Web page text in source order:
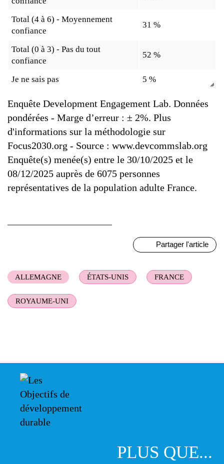
Total (4 à 6) - Moyennement
confiance
31 %
Total (0 à 3) - Pas du tout
confiance
52 %
Je ne sais pas 5 %
Enquête Development Engagement Lab. Données
pondérées - Marge d’erreur : ± 2%. Plus
d'informations sur la méthodologie sur
Focus2030.org - Source : www.devcommslab.org
Enquête(s) menée(s) entre le 30/10/2025 et le
08/12/2025 auprès de 6075 personnes
représentatives de la population adulte France.
Partager l'article
ALLEMAGNE ÉTATS-UNIS FRANCE
ROYAUME-UNI
PLUS QUE...